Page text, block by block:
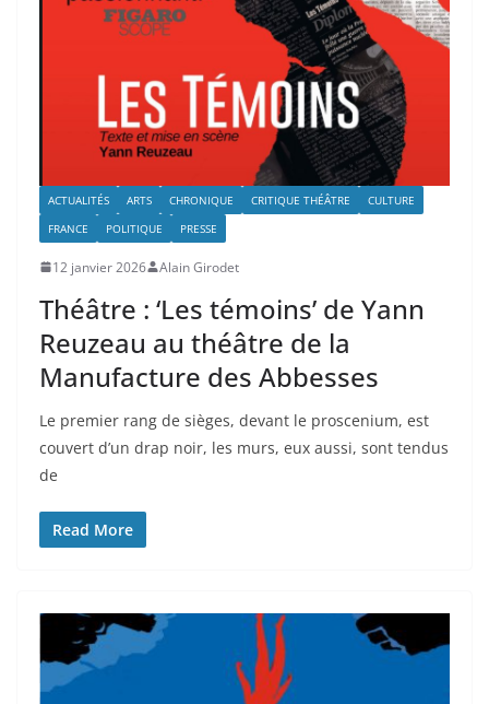
ACTUALITÉS ARTS CHRONIQUE CRITIQUE THÉÂTRE
CULTURE
FRANCE
POLITIQUE PRESSE
12 janvier 2026 Alain Girodet
Théâtre : ‘Les témoins’ de Yann
Reuzeau au théâtre de la
Manufacture des Abbesses
Le premier rang de sièges, devant le proscenium, est
couvert d’un drap noir, les murs, eux aussi, sont tendus
de
Read More